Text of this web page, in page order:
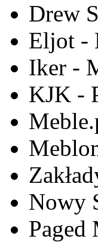
Drew
Eljot -
Iker -
KJK -
Nowy
Paged